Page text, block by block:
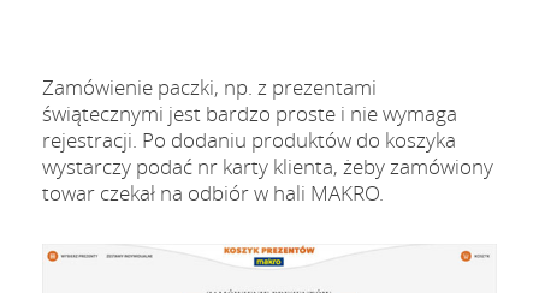
Zamówienie paczki, np. z prezentami
świątecznymi jest bardzo proste i nie wymaga
rejestracji. Po dodaniu produktów do koszyka
wystarczy podać nr karty klienta, żeby zamówiony
towar czekał na odbiór w hali MAKRO.